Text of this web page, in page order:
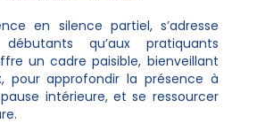
en silence partiel, s’adresse
qu’aux pratiquants
un cadre paisible, bienveillant
pour approfondir la présence à
intérieure, et se ressourcer